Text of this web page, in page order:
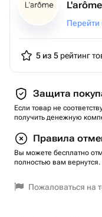
Перейти
5 из 5 рейтинг
Защита
Если товар не
получить денежную
Правила
Вы можете бесплатно
полностью вам вернутся.
Пожаловаться на